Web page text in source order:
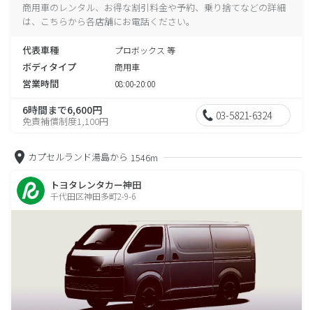
商用車のレンタル、お得な割引料金や予約、乗り捨てなどの詳細
は、こちらから各店舗にお電話ください。
代表車種 プロボックス 等
ボディタイプ 商用車
営業時間 08:00-20:00
6時間まで6,600円
免責補償制度1,100円 03-5821-6324
カプセルランド湯島から 1546m
トヨタレンタカー神田
千代田区神田多町2-9-6